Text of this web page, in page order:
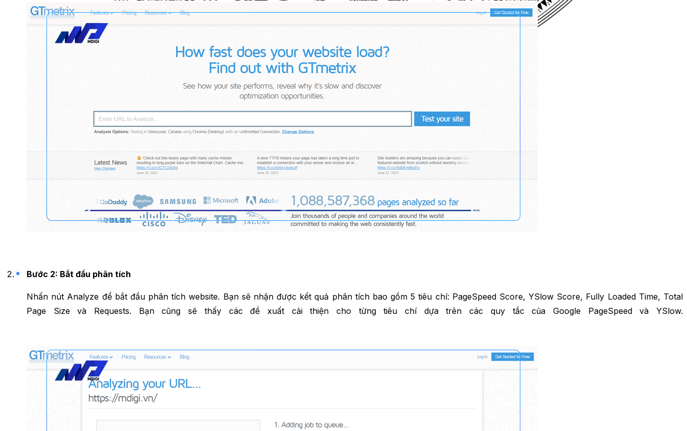
Bước 2: Bắt đầu phân tích
Nhấn nút Analyze để bắt đầu phân tích website. Bạn sẽ nhận được kết quả phân tích bao gồm 5 tiêu chí: PageSpeed Score, YSlow Score, Fully Loaded Time, Total
Page Size và Requests. Bạn cũng sẽ thấy các đề xuất cải thiện cho từng tiêu chí dựa trên các quy tắc của Google PageSpeed và YSlow.